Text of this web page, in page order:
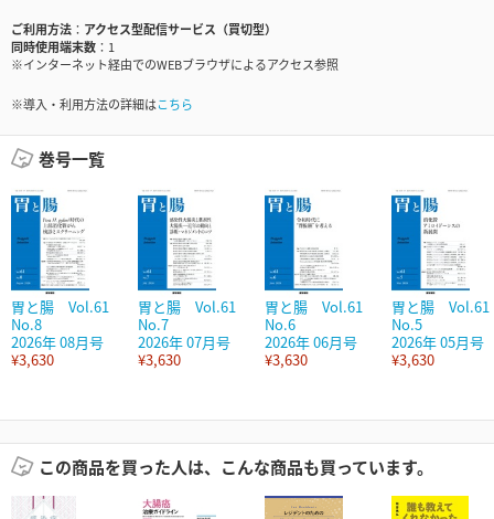
ご利用方法
アクセス型配信サービス（買切型）
同時使用端末数
1
※インターネット経由でのWEBブラウザによるアクセス参照
※導入・利用方法の詳細はこちら
巻号一覧
胃と腸 Vol.61
No.8
2026年 08月号
¥3,630
胃と腸 Vol.61
No.7
2026年 07月号
¥3,630
胃と腸 Vol.61
No.6
2026年 06月号
¥3,630
胃と腸 Vol.61
No.5
2026年 05月号
¥3,630
この商品を買った人は、こんな商品も買っています。